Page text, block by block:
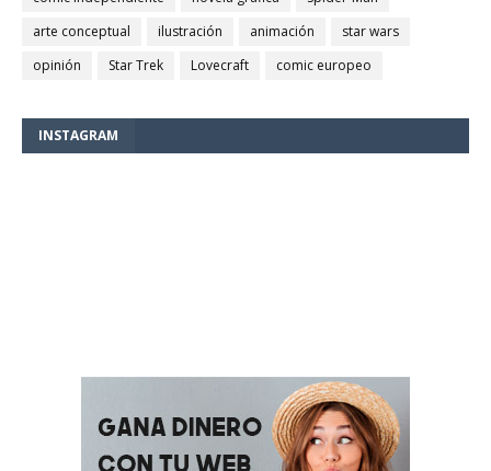
arte conceptual
ilustración animación
star wars
opinión
Star Trek Lovecraft comic europeo
INSTAGRAM